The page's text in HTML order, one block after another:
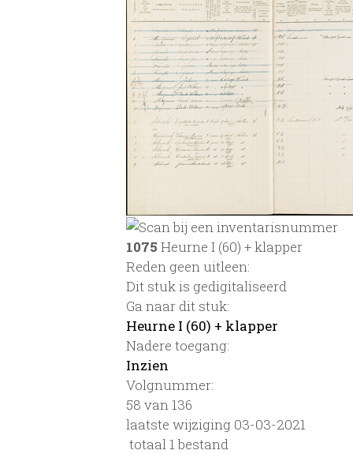
1075 Heurne I (60) + klapper
Reden geen uitleen:
Dit stuk is gedigitaliseerd
Ga naar dit stuk:
Heurne I (60) + klapper
Nadere toegang:
Inzien
Volgnummer:
58 van 136
laatste wijziging 03-03-2021
totaal 1 bestand